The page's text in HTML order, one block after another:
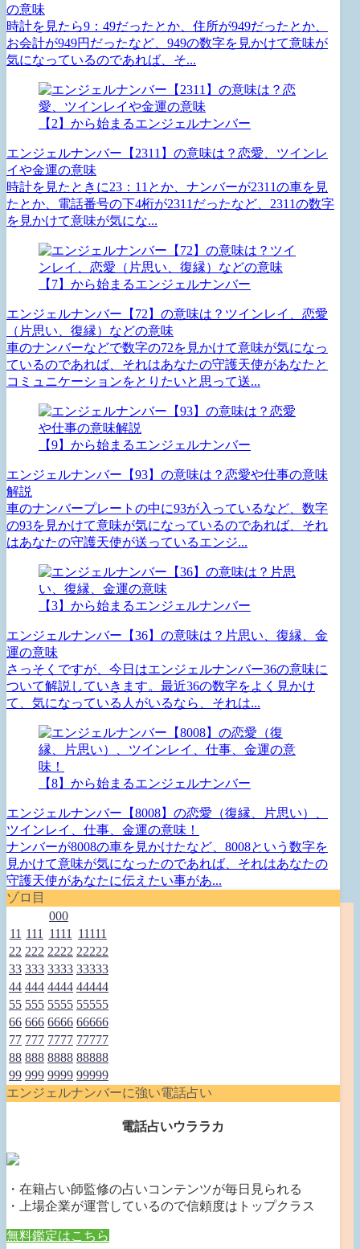
の意味
時計を見たら9：49だったとか、住所が949だったとか、
お会計が949円だったなど、949の数字を見かけて意味が
気になっているのであれば、そ...
【2】から始まるエンジェルナンバー
エンジェルナンバー【2311】の意味は？恋愛、ツインレ
イや金運の意味
時計を見たときに23：11とか、ナンバーが2311の車を見
たとか、電話番号の下4桁が2311だったなど、2311の数字
を見かけて意味が気にな...
【7】から始まるエンジェルナンバー
エンジェルナンバー【72】の意味は？ツインレイ、恋愛
（片思い、復縁）などの意味
車のナンバーなどで数字の72を見かけて意味が気になっ
ているのであれば、それはあなたの守護天使があなたと
コミュニケーションをとりたいと思って送...
【9】から始まるエンジェルナンバー
エンジェルナンバー【93】の意味は？恋愛や仕事の意味
解説
車のナンバープレートの中に93が入っているなど、数字
の93を見かけて意味が気になっているのであれば、それ
はあなたの守護天使が送っているエンジ...
【3】から始まるエンジェルナンバー
エンジェルナンバー【36】の意味は？片思い、復縁、金
運の意味
さっそくですが、今日はエンジェルナンバー36の意味に
ついて解説していきます。最近36の数字をよく見かけ
て、気になっている人がいるなら、それは...
【8】から始まるエンジェルナンバー
エンジェルナンバー【8008】の恋愛（復縁、片思い）、
ツインレイ、仕事、金運の意味！
ナンバーが8008の車を見かけたなど、8008という数字を
見かけて意味が気になったのであれば、それはあなたの
守護天使があなたに伝えたい事があ...
ゾロ目
000
11 111 1111
11111
22 222 2222 22222
33 333 3333 33333
44 444 4444 44444
55 555 5555 55555
66 666 6666 66666
77 777 7777 77777
88 888 8888 88888
99 999 9999 99999
エンジェルナンバーに強い電話占い
電話占いウララカ
・在籍占い師監修の占いコンテンツが毎日見られる
・上場企業が運営しているので信頼度はトップクラス
無料鑑定はこちら